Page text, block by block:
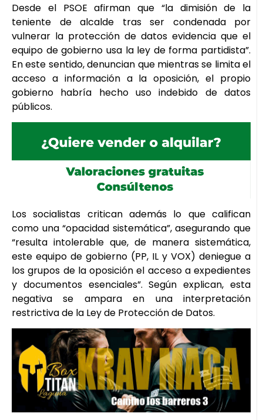
Desde el PSOE afirman que “la dimisión de la
teniente de alcalde tras ser condenada por
vulnerar la protección de datos evidencia que el
equipo de gobierno usa la ley de forma partidista”.
En este sentido, denuncian que mientras se limita el
acceso a información a la oposición, el propio
gobierno habría hecho uso indebido de datos
públicos.
Los socialistas critican además lo que califican
como una “opacidad sistemática”, asegurando que
“resulta intolerable que, de manera sistemática,
este equipo de gobierno (PP, IL y VOX) deniegue a
los grupos de la oposición el acceso a expedientes
y documentos esenciales”. Según explican, esta
negativa se ampara en una interpretación
restrictiva de la Ley de Protección de Datos.